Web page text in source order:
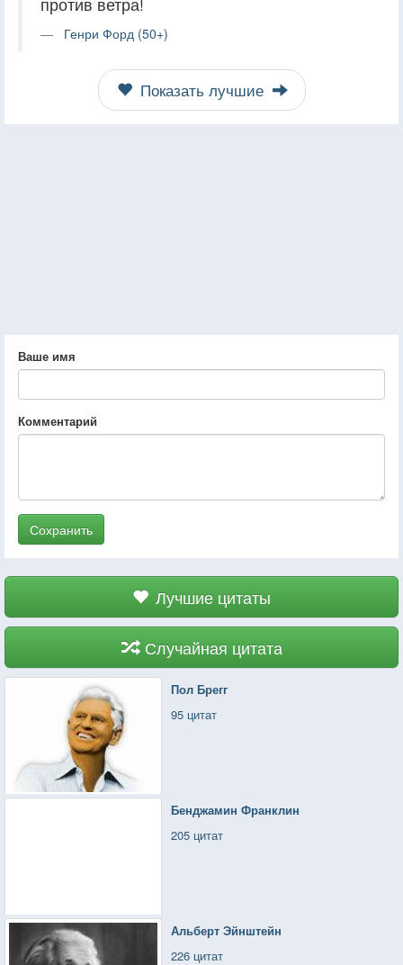
Генри Форд (50+)
Показать лучшие
Ваше имя
Комментарий
Сохранить
Лучшие цитаты
Случайная цитата
Пол Брегг
95 цитат
Бенджамин Франклин
205 цитат
Альберт Эйнштейн
226 цитат